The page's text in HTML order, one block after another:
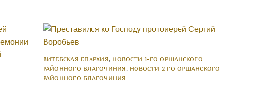
ВИТЕБСКАЯ ЕПАРХИЯ, НОВОСТИ 1-ГО ОРШАНСКОГО
РАЙОННОГО БЛАГОЧИНИЯ, НОВОСТИ 2-ГО ОРШАНСКОГО
РАЙОННОГО БЛАГОЧИНИЯ